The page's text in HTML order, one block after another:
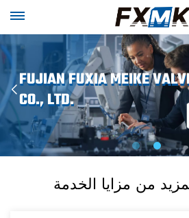
FUJIAN FUXIA MEIKE
CO., LTD.
من مزايا الخدمة